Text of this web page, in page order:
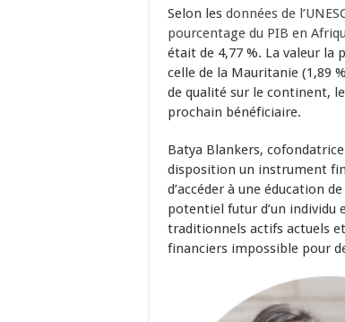
Selon les données de
pourcentage du PIB en
était de 4,77 %. La valeur la
celle de la Mauritanie (1,89
de qualité sur le continent,
prochain bénéficiaire.
Batya Blankers,
disposition un instrument
d’accéder à une éducation
potentiel futur d’un individu
traditionnels actifs actuels
financiers impossible pour